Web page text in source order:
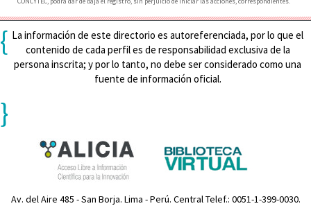
{ La información de este directorio es autoreferenciada, por lo que el
contenido de cada perfil es de responsabilidad exclusiva de la
persona inscrita; y por lo tanto, no debe ser considerado como una
fuente de información oficial.
}
Av. del Aire 485 - San Borja. Lima - Perú. Central Telef.: 0051-1-399-0030.